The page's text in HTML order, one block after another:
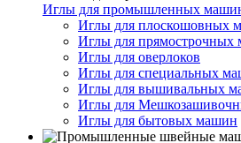
Иглы для промышленных
Иглы для плоскошовных
Иглы для прямострочных
Иглы для оверлоков
Иглы для специальных
Иглы для вышивальных
Иглы для
Иглы для бытовых машин